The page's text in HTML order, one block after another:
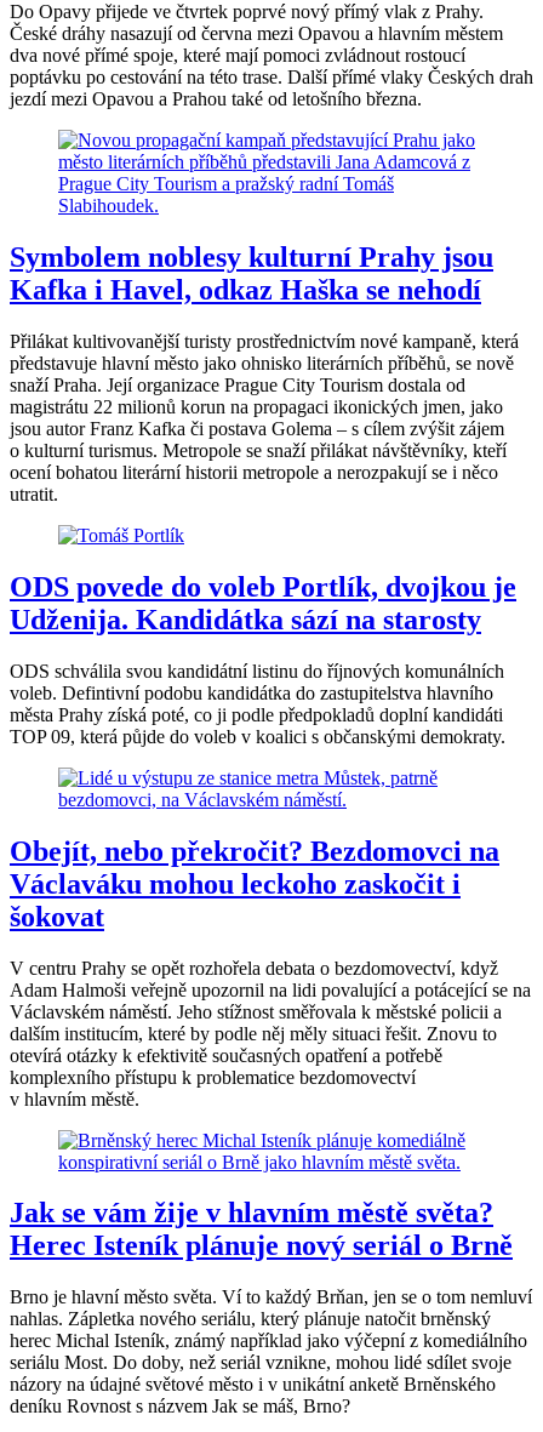
Do Opavy přijede ve čtvrtek poprvé nový přímý vlak z Prahy.
České dráhy nasazují od června mezi Opavou a hlavním městem
dva nové přímé spoje, které mají pomoci zvládnout rostoucí
poptávku po cestování na této trase. Další přímé vlaky Českých drah
jezdí mezi Opavou a Prahou také od letošního března.
Symbolem noblesy kulturní Prahy jsou
Kafka i Havel, odkaz Haška se nehodí
Přilákat kultivovanější turisty prostřednictvím nové kampaně, která
představuje hlavní město jako ohnisko literárních příběhů, se nově
snaží Praha. Její organizace Prague City Tourism dostala od
magistrátu 22 milionů korun na propagaci ikonických jmen, jako
jsou autor Franz Kafka či postava Golema – s cílem zvýšit zájem
o kulturní turismus. Metropole se snaží přilákat návštěvníky, kteří
ocení bohatou literární historii metropole a nerozpakují se i něco
utratit.
ODS povede do voleb Portlík, dvojkou je
Udženija. Kandidátka sází na starosty
ODS schválila svou kandidátní listinu do říjnových komunálních
voleb. Defintivní podobu kandidátka do zastupitelstva hlavního
města Prahy získá poté, co ji podle předpokladů doplní kandidáti
TOP 09, která půjde do voleb v koalici s občanskými demokraty.
Obejít, nebo překročit? Bezdomovci na
Václaváku mohou leckoho zaskočit i
šokovat
V centru Prahy se opět rozhořela debata o bezdomovectví, když
Adam Halmoši veřejně upozornil na lidi povalující a potácející se na
Václavském náměstí. Jeho stížnost směřovala k městské policii a
dalším institucím, které by podle něj měly situaci řešit. Znovu to
otevírá otázky k efektivitě současných opatření a potřebě
komplexního přístupu k problematice bezdomovectví
v hlavním městě.
Jak se vám žije v hlavním městě světa?
Herec Isteník plánuje nový seriál o Brně
Brno je hlavní město světa. Ví to každý Brňan, jen se o tom nemluví
nahlas. Zápletka nového seriálu, který plánuje natočit brněnský
herec Michal Isteník, známý například jako výčepní z komediálního
seriálu Most. Do doby, než seriál vznikne, mohou lidé sdílet svoje
názory na údajné světové město i v unikátní anketě Brněnského
deníku Rovnost s názvem Jak se máš, Brno?